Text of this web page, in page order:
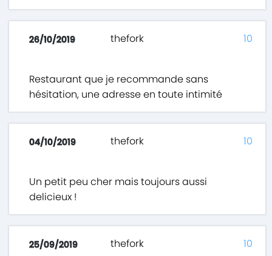
26/10/2019 thefork
Restaurant que je recommande sans
hésitation, une adresse en toute intimité
10
04/10/2019 thefork
Un petit peu cher mais toujours aussi
delicieux !
10
25/09/2019 thefork 10